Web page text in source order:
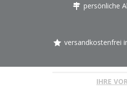
persönliche
versandkostenfrei
IHRE